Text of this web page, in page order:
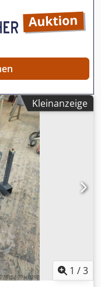
werden.
koennen mit der
Röllbach
Kleinanzeige
1 /3